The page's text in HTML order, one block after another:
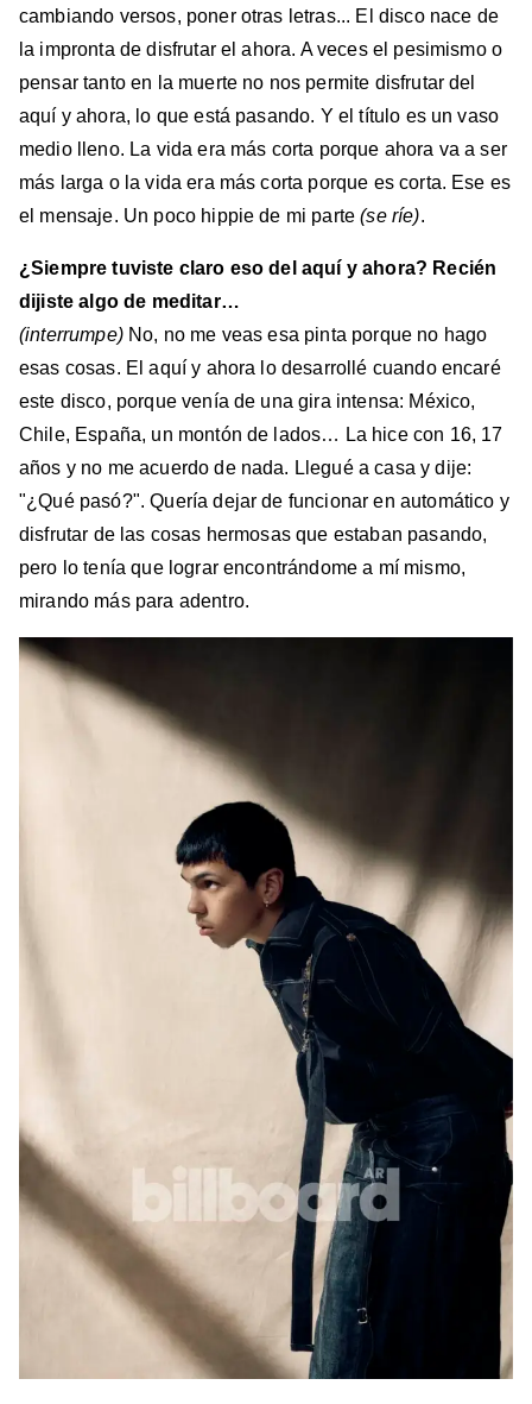
cambiando versos, poner otras letras... El disco nace de
la impronta de disfrutar el ahora. A veces el pesimismo o
pensar tanto en la muerte no nos permite disfrutar del
aquí y ahora, lo que está pasando. Y el título es un vaso
medio lleno. La vida era más corta porque ahora va a ser
más larga o la vida era más corta porque es corta. Ese es
el mensaje. Un poco hippie de mi parte(se ríe).
¿Siempre tuviste claro eso del aquí y ahora? Recién
dijiste algo de meditar…
(interrumpe)No, no me veas esa pinta porque no hago
esas cosas. El aquí y ahora lo desarrollé cuando encaré
este disco, porque venía de una gira intensa: México,
Chile, España, un montón de lados… La hice con 16, 17
años y no me acuerdo de nada. Llegué a casa y dije:
"¿Qué pasó?". Quería dejar de funcionar en automático y
disfrutar de las cosas hermosas que estaban pasando,
pero lo tenía que lograr encontrándome a mí mismo,
mirando más para adentro.